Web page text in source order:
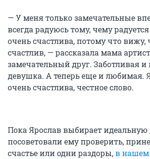
— У меня только замечательные
всегда радуюсь тому, чему
очень счастлива, потому что вижу,
счастлив, — рассказала мама
замечательный друг. Заботливая и
девушка. А теперь еще и любимая.
очень счастлива, честное слово.
Пока Ярослав выбирает
посоветовали ему проверить,
счастье или одни раздоры,в нашем